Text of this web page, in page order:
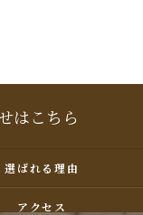
はこちら
選ばれる理由
アクセス